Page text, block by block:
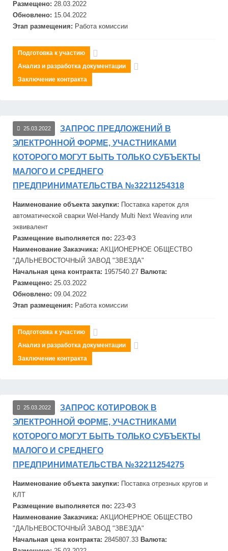
Размещено: 28.03.2022
Обновлено: 15.04.2022
Этап размещения: Работа комиссии
Подготовка к участию
Анализ и разработка документации
Заключение контракта
25.03.2022
ЗАПРОС ПРЕДЛОЖЕНИЙ В
ЭЛЕКТРОННОЙ ФОРМЕ, УЧАСТНИКАМИ
КОТОРОГО МОГУТ БЫТЬ ТОЛЬКО СУБЪЕКТЫ
МАЛОГО И СРЕДНЕГО
ПРЕДПРИНИМАТЕЛЬСТВА №32211254318
Наименование объекта закупки: Поставка кареток для
автоматической сварки Wel-Handy Multi Next Weaving или
эквивалент
Размещение выполняется по: 223-ФЗ
Наименование Заказчика: АКЦИОНЕРНОЕ ОБЩЕСТВО
"ДАЛЬНЕВОСТОЧНЫЙ ЗАВОД "ЗВЕЗДА"
Начальная цена контракта: 1957540.27 Валюта:
Размещено: 25.03.2022
Обновлено: 09.04.2022
Этап размещения: Работа комиссии
Подготовка к участию
Анализ и разработка документации
Заключение контракта
25.03.2022
ЗАПРОС КОТИРОВОК В
ЭЛЕКТРОННОЙ ФОРМЕ, УЧАСТНИКАМИ
КОТОРОГО МОГУТ БЫТЬ ТОЛЬКО СУБЪЕКТЫ
МАЛОГО И СРЕДНЕГО
ПРЕДПРИНИМАТЕЛЬСТВА №32211254275
Наименование объекта закупки: Поставка отрезных кругов и
КЛТ
Размещение выполняется по: 223-ФЗ
Наименование Заказчика: АКЦИОНЕРНОЕ ОБЩЕСТВО
"ДАЛЬНЕВОСТОЧНЫЙ ЗАВОД "ЗВЕЗДА"
Начальная цена контракта: 2845807.33 Валюта: